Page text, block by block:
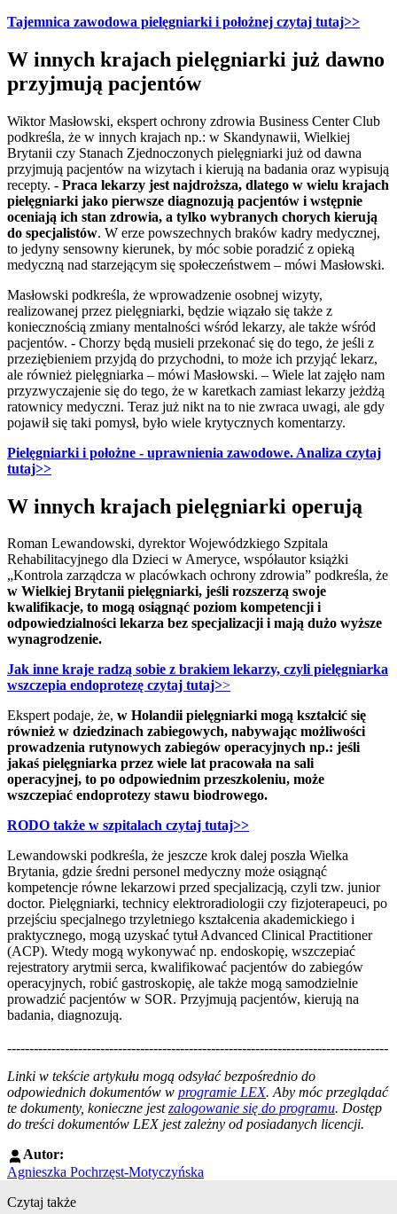
Tajemnica zawodowa pielęgniarki i położnej czytaj tutaj>>
W innych krajach pielęgniarki już dawno
przyjmują pacjentów
Wiktor Masłowski, ekspert ochrony zdrowia Business Center Club
podkreśla, że w innych krajach np.: w Skandynawii, Wielkiej
Brytanii czy Stanach Zjednoczonych pielęgniarki już od dawna
przyjmują pacjentów na wizytach i kierują na badania oraz wypisują
recepty. - Praca lekarzy jest najdroższa, dlatego w wielu krajach
pielęgniarki jako pierwsze diagnozują pacjentów i wstępnie
oceniają ich stan zdrowia, a tylko wybranych chorych kierują
do specjalistów. W erze powszechnych braków kadry medycznej,
to jedyny sensowny kierunek, by móc sobie poradzić z opieką
medyczną nad starzejącym się społeczeństwem – mówi Masłowski.
Masłowski podkreśla, że wprowadzenie osobnej wizyty,
realizowanej przez pielęgniarki, będzie wiązało się także z
koniecznością zmiany mentalności wśród lekarzy, ale także wśród
pacjentów. - Chorzy będą musieli przekonać się do tego, że jeśli z
przeziębieniem przyjdą do przychodni, to może ich przyjąć lekarz,
ale również pielęgniarka – mówi Masłowski. – Wiele lat zajęło nam
przyzwyczajenie się do tego, że w karetkach zamiast lekarzy jeżdżą
ratownicy medyczni. Teraz już nikt na to nie zwraca uwagi, ale gdy
pojawił się taki pomysł, było wiele krytycznych komentarzy.
Pielęgniarki i położne - uprawnienia zawodowe. Analiza czytaj
tutaj>>
W innych krajach pielęgniarki operują
Roman Lewandowski, dyrektor Wojewódzkiego Szpitala
Rehabilitacyjnego dla Dzieci w Ameryce, współautor książki
„Kontrola zarządcza w placówkach ochrony zdrowia” podkreśla, że
w Wielkiej Brytanii pielęgniarki, jeśli rozszerzą swoje
kwalifikacje, to mogą osiągnąć poziom kompetencji i
odpowiedzialności lekarza bez specjalizacji i mają dużo wyższe
wynagrodzenie.
Jak inne kraje radzą sobie z brakiem lekarzy, czyli pielęgniarka
wszczepia endoprotezę czytaj tutaj>>
Ekspert podaje, że, w Holandii pielęgniarki mogą kształcić się
również w dziedzinach zabiegowych, nabywając możliwości
prowadzenia rutynowych zabiegów operacyjnych np.: jeśli
jakaś pielęgniarka przez wiele lat pracowała na sali
operacyjnej, to po odpowiednim przeszkoleniu, może
wszczepiać endoprotezy stawu biodrowego.
RODO także w szpitalach​ czytaj tutaj>>
Lewandowski podkreśla, że jeszcze krok dalej poszła Wielka
Brytania, gdzie średni personel medyczny może osiągnąć
kompetencje równe lekarzowi przed specjalizacją, czyli tzw. junior
doctor. Pielęgniarki, technicy elektroradiologii czy fizjoterapeuci, po
przejściu specjalnego trzyletniego kształcenia akademickiego i
praktycznego, mogą uzyskać tytuł Advanced Clinical Practitioner
(ACP). Wtedy mogą wykonywać np. endoskopię, wszczepiać
rejestratory arytmii serca, kwalifikować pacjentów do zabiegów
operacyjnych, robić gastroskopię, ale także mogą samodzielnie
prowadzić pacjentów w SOR. Przyjmują pacjentów, kierują na
badania, diagnozują.
--------------------------------------------------------------------------------------
Linki w tekście artykułu mogą odsyłać bezpośrednio do
odpowiednich dokumentów w programie LEX. Aby móc przeglądać
te dokumenty, konieczne jestzalogowanie się do programu. Dostęp
do treści dokumentów LEX jest zależny od posiadanych licencji.
Autor:
Agnieszka Pochrzęst-Motyczyńska
Czytaj także